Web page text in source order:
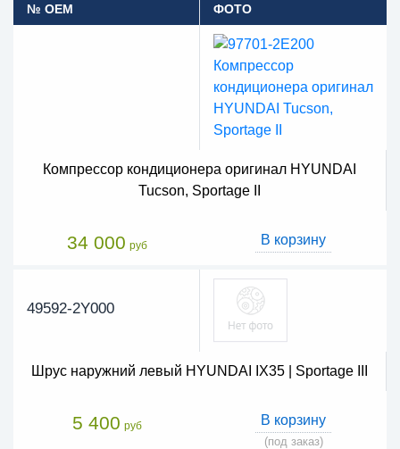
№ OEM ФОТО
Компрессор кондиционера оригинал HYUNDAI
Tucson, Sportage II
34 000 руб В корзину
49592-2Y000
Шрус наружний левый HYUNDAI IX35 | Sportage III
5 400 руб В корзину
(под заказ)